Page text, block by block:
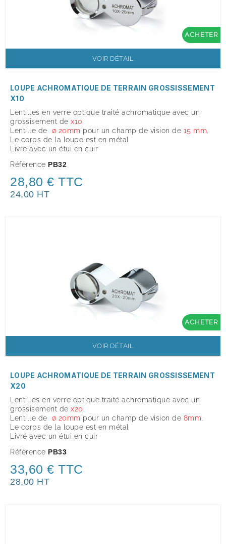
ACHETER
VOIR DÉTAIL
LOUPE ACHROMATIQUE DE TERRAIN GROSSISSEMENT
X10
Lentilles en verre optique traité achromatique avec un
grossisement de x10
Lentille de ø 20mm pour un champ de vision de 15 mm
Le corps de la loupe est en métal
Livré avec un étui en cuir
Référence PB32
28,80 € TTC
24,00 HT
ACHETER
VOIR DÉTAIL
LOUPE ACHROMATIQUE DE TERRAIN GROSSISSEMENT
X20
Lentilles en verre optique traité achromatique avec un
grossisement de x20
Lentille de ø 20mm pour un champ de vision de 8mm.
Le corps de la loupe est en métal
Livré avec un étui en cuir
Référence PB33
33,60 € TTC
28,00 HT